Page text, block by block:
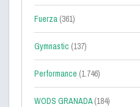
Fuerza (361)
Gymnastic (137)
Performance (1.746)
WODS GRANADA(184)